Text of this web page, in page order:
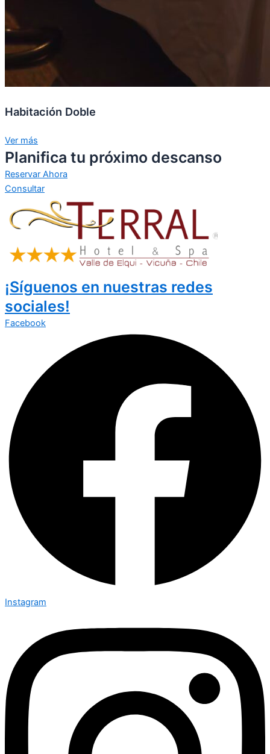
Habitación Doble
Ver más
Planifica tu próximo descanso
Reservar Ahora
Consultar
¡Síguenos en nuestras redes
sociales!
Facebook
Instagram